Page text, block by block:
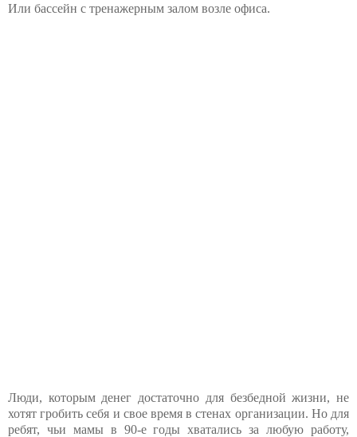
Или бассейн с тренажерным залом возле офиса.
Люди, которым денег достаточно для безбедной жизни, не
хотят гробить себя и свое время в стенах организации. Но для
ребят, чьи мамы в 90-е годы хватались за любую работу,